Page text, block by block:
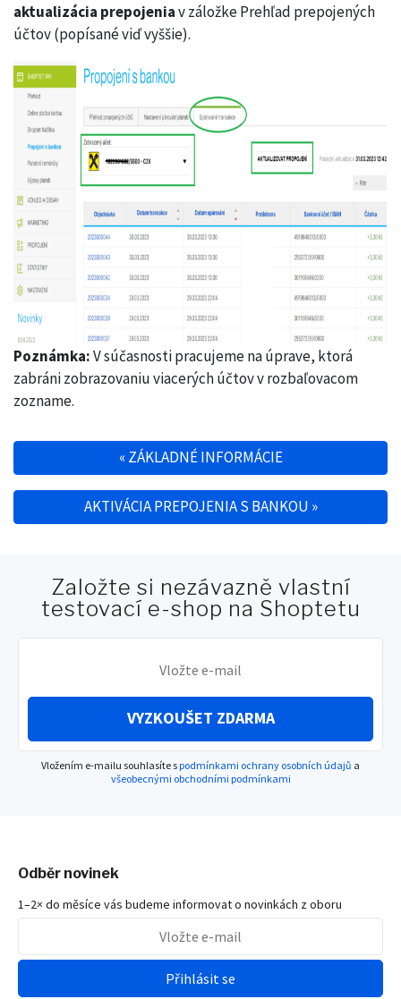
aktualizácia prepojeniav záložke Prehľad prepojených
účtov (popísané viď vyššie).
Poznámka:V súčasnosti pracujeme na úprave, ktorá
zabráni zobrazovaniu viacerých účtov v rozbaľovacom
zozname.
Post navigation
«ZÁKLADNÉ INFORMÁCIE
AKTIVÁCIA PREPOJENIA S BANKOU »
Založte si nezávazně vlastní
testovací e-shop na Shoptetu
VYZKOUŠET ZDARMA
Vložením e-mailu souhlasíte spodmínkami ochrany osobních údajů a
všeobecnými obchodními podmínkami
Odběr novinek
1–2× do měsíce vás budeme informovat o novinkách z oboru
Přihlásit se